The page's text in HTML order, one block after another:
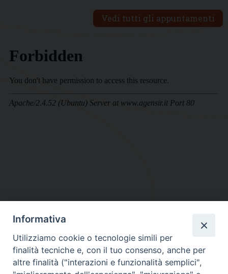
Vedi tutti gli appuntamenti
DIOCESI SUBURBICARIA DI ALBANO
Contatti:Tel.: 06.93268401 - Fax.: 06.9323844
E-mail:curia@diocesidialbano.it
Informativa
Utilizziamo cookie o tecnologie simili per
finalità tecniche e, con il tuo consenso, anche per
altre finalità ("interazioni e funzionalità semplici",